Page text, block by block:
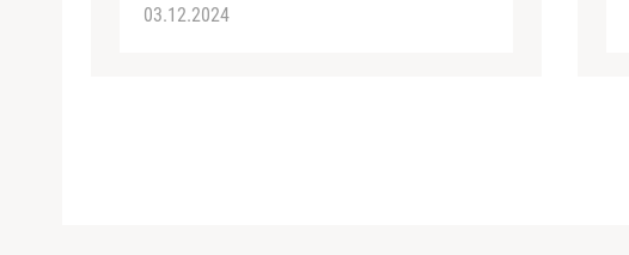
03.12.2024